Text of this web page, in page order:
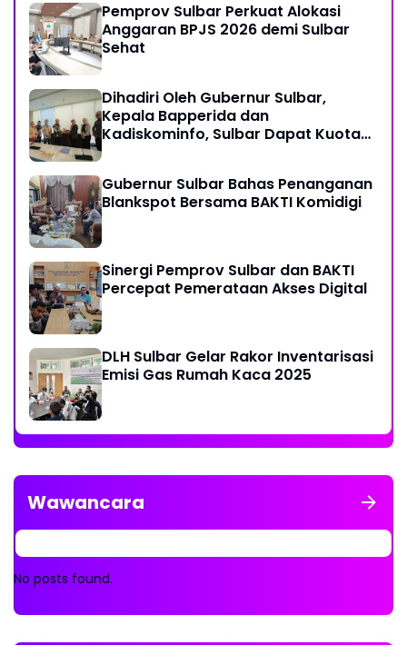
Pemprov Sulbar Perkuat Alokasi
Anggaran BPJS 2026 demi Sulbar
Sehat
Dihadiri Oleh Gubernur Sulbar,
Kepala Bapperida dan
Kadiskominfo, Sulbar Dapat Kuota
Gubernur Sulbar Bahas Penanganan
Blankspot Bersama BAKTI Komidigi
Sinergi Pemprov Sulbar dan BAKTI
Percepat Pemerataan Akses Digital
DLH Sulbar Gelar Rakor Inventarisasi
Emisi Gas Rumah Kaca 2025
Wawancara
No posts found.